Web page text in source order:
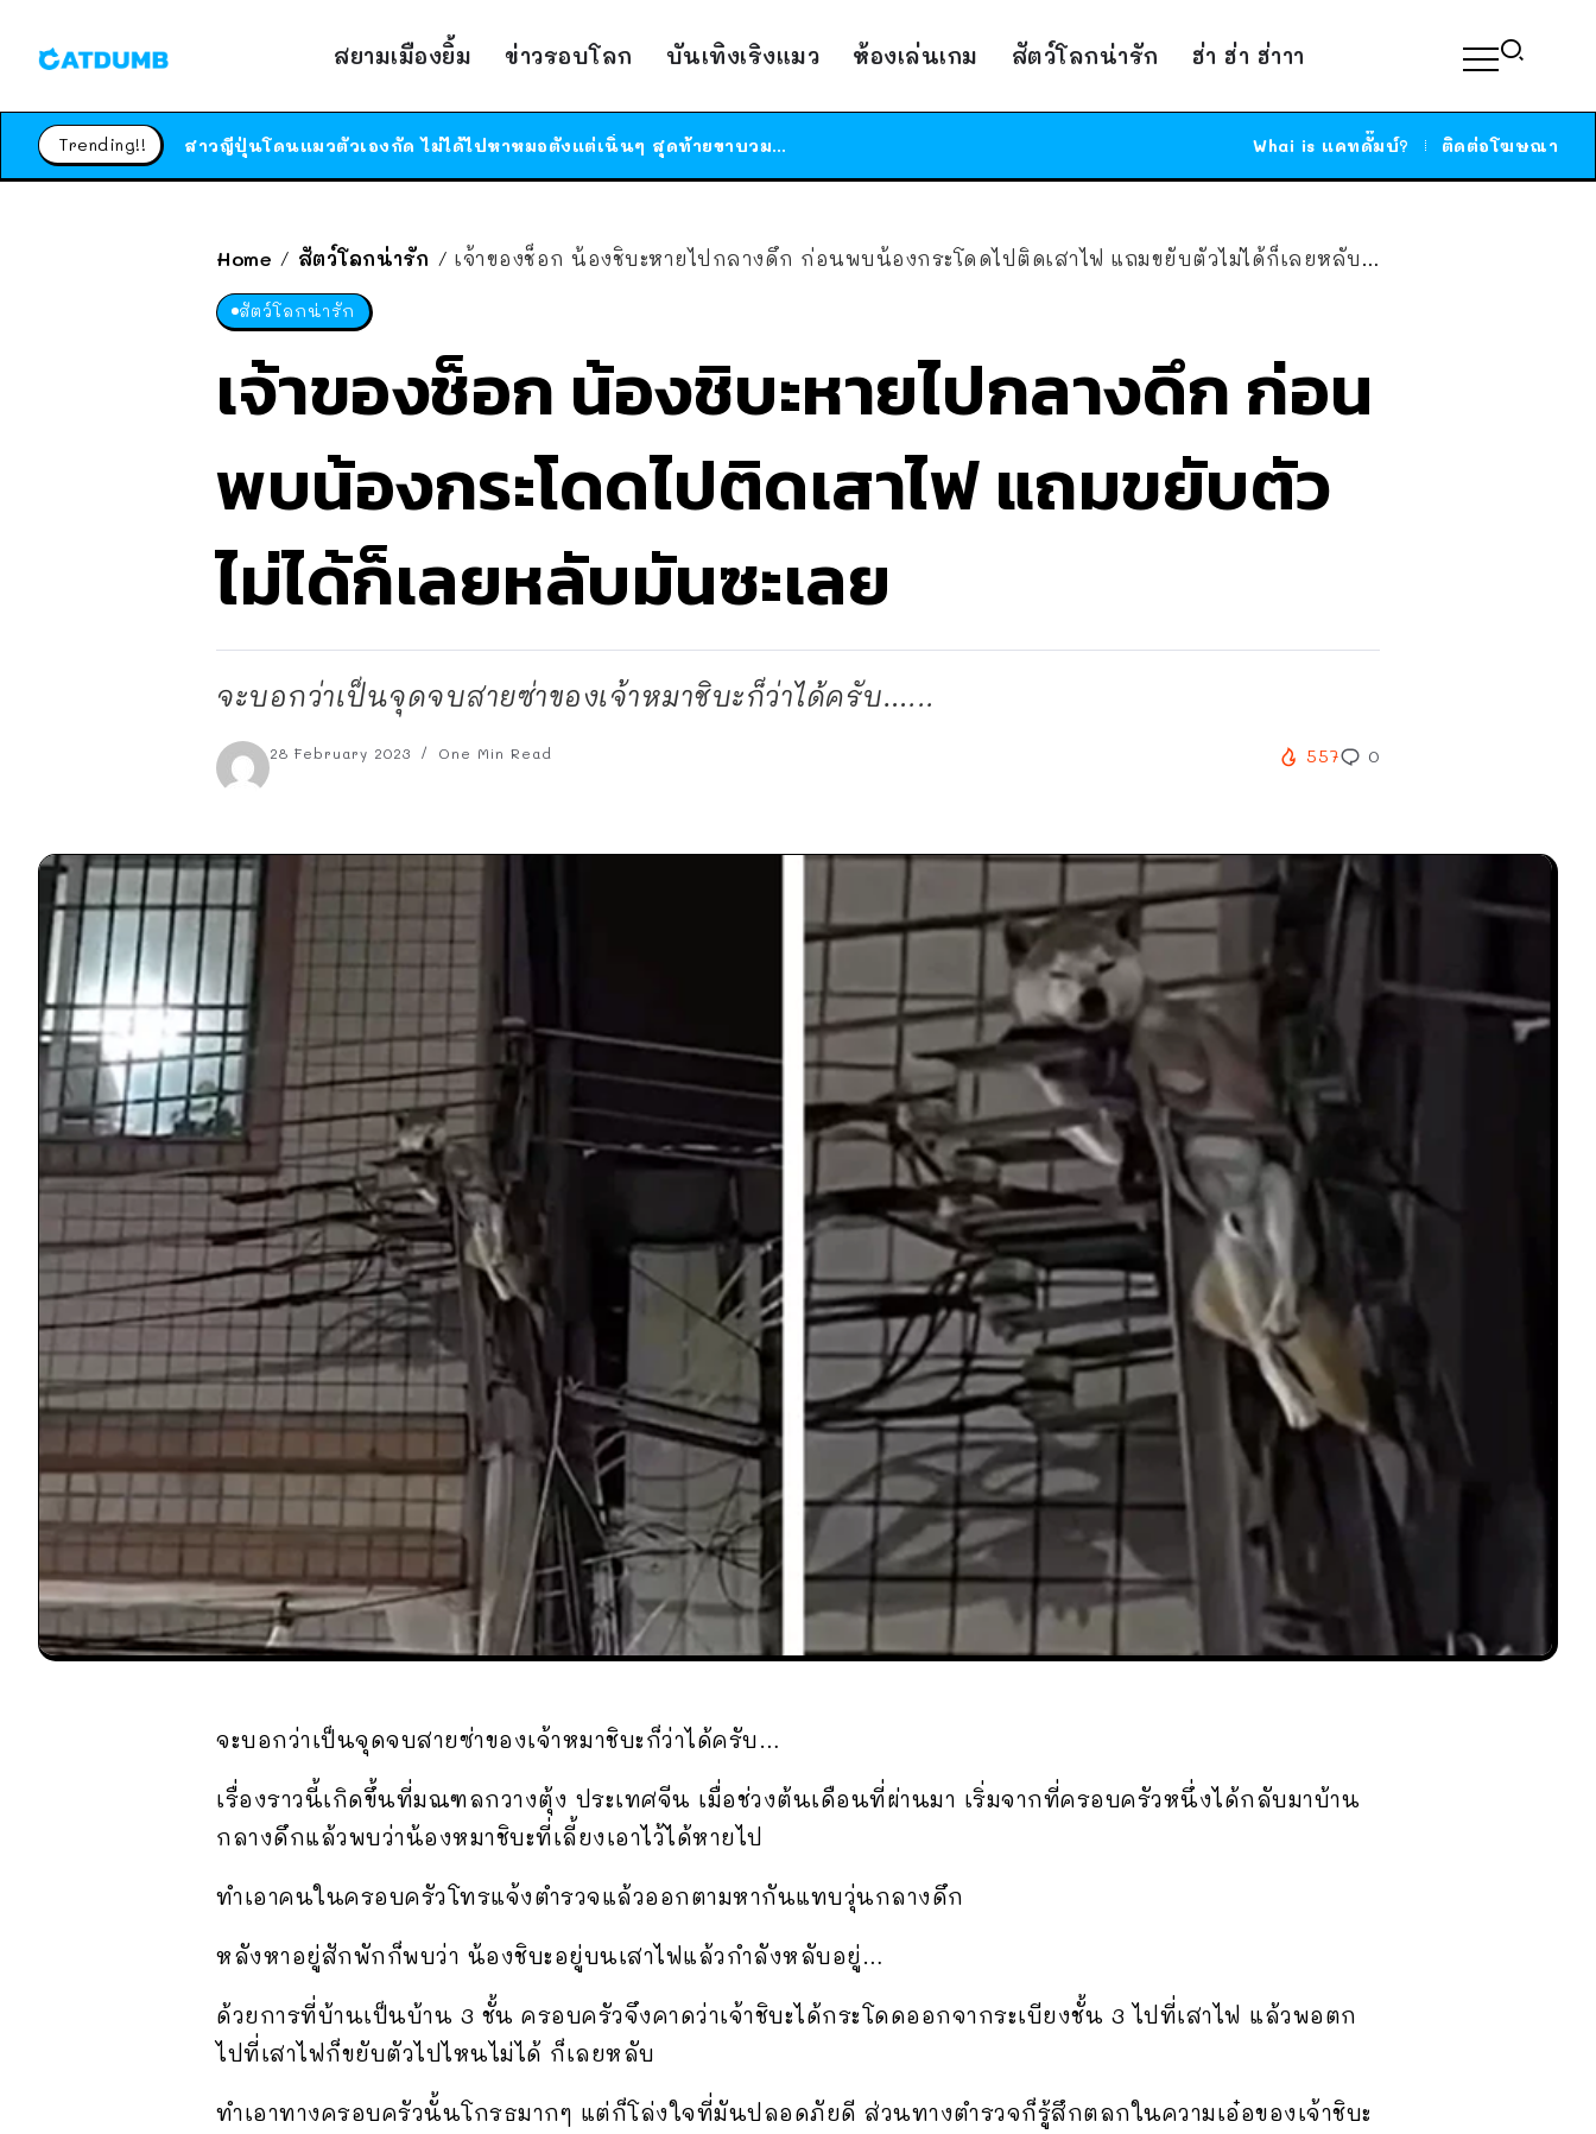
สยามเมืองยิ้ม ข่าวรอบโลก บันเทิงเริงแมว ห้องเล่นเกม สัตว์โลกน่ารัก ฮ่า ฮ่า ฮ่าาา
Trending!!
ร้านอาหารในนิวยอร์กประกาศปิดตัวลง หลังอยู่มานานกว่า 45 ปี ติดป้ายขอบคุณลูกค้าทุกคน แถมสูตรทำไวท์ซอสให้แบบจัดเต็ม
ได้เวลาเด็กหนวดรวมตัว RF Online Next เปิดให้เล่นแล้ว เกม Sci-Fi MMORPG ระดับตำนาน เล่นได้ทั้งมือถือและ PC
สาวญี่ปุ่นโดนแมวตัวเองกัด ไม่ได้ไปหาหมอตั้งแต่เนิ่นๆ สุดท้ายขาบวม กลายเป็นโรคเนื้อเน่า เตือนทาสแมวทั้งหลายให้ระวัง
Whai is แคทดั๊มบ์? ติดต่อโฆษณา
Home / สัตว์โลกน่ารัก / เจ้าของช็อก น้องชิบะหายไปกลางดึก ก่อนพบน้องกระโดดไปติดเสาไฟ แถมขยับตัวไม่ได้ก็เลยหลับมันซะเลย
สัตว์โลกน่ารัก
เจ้าของช็อก น้องชิบะหายไปกลางดึก ก่อน
พบน้องกระโดดไปติดเสาไฟ แถมขยับตัว
ไม่ได้ก็เลยหลับมันซะเลย
จะบอกว่าเป็นจุดจบสายซ่าของเจ้าหมาชิบะก็ว่าได้ครับ…...
28 February 2023 One Min Read 557 0
จะบอกว่าเป็นจุดจบสายซ่าของเจ้าหมาชิบะก็ว่าได้ครับ…
เรื่องราวนี้เกิดขึ้นที่มณฑลกวางตุ้ง ประเทศจีน เมื่อช่วงต้นเดือนที่ผ่านมา เริ่มจากที่ครอบครัวหนึ่งได้กลับมาบ้าน
กลางดึกแล้วพบว่าน้องหมาชิบะที่เลี้ยงเอาไว้ได้หายไป
ทำเอาคนในครอบครัวโทรแจ้งตำรวจแล้วออกตามหากันแทบวุ่นกลางดึก
หลังหาอยู่สักพักก็พบว่า น้องชิบะอยู่บนเสาไฟแล้วกำลังหลับอยู่…
ด้วยการที่บ้านเป็นบ้าน 3 ชั้น ครอบครัวจึงคาดว่าเจ้าชิบะได้กระโดดออกจากระเบียงชั้น 3 ไปที่เสาไฟ แล้วพอตก
ไปที่เสาไฟก็ขยับตัวไปไหนไม่ได้ ก็เลยหลับ
ทำเอาทางครอบครัวนั้นโกรธมากๆ แต่ก็โล่งใจที่มันปลอดภัยดี ส่วนทางตำรวจก็รู้สึกตลกในความเอ๋อของเจ้าชิบะ